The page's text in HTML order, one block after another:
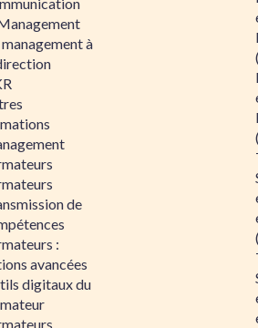
à
de
:
avancées
digitaux du